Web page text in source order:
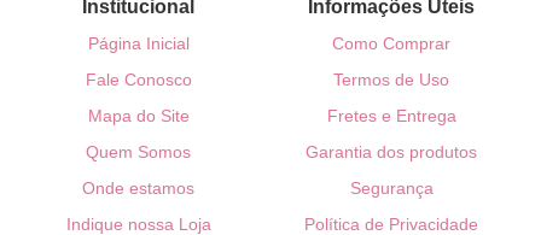
Institucional
Página Inicial
Fale Conosco
Mapa do Site
Quem Somos
Onde estamos
Indique nossa Loja
Informações Úteis
Como Comprar
Termos de Uso
Fretes e Entrega
Garantia dos produtos
Segurança
Política de Privacidade